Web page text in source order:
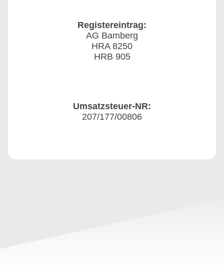
Registereintrag:
AG Bamberg
HRA 8250
HRB 905
Umsatzsteuer-NR:
207/177/00806